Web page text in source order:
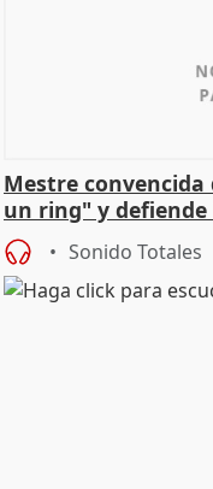
Mestre
un ring" y
Vox
Sonido Totales